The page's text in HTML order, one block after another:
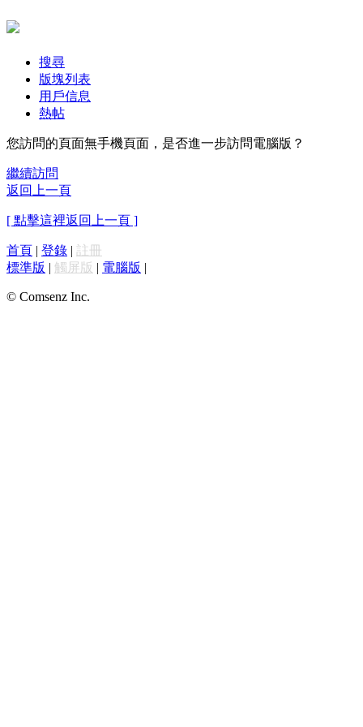
搜尋
版塊列表
用戶信息
熱帖
您訪問的頁面無手機頁面，是否進一步訪問電腦版？
繼續訪問
返回上一頁
[ 點擊這裡返回上一頁 ]
首頁 | 登錄 | 註冊
標準版 | 觸屏版 | 電腦版 |
© Comsenz Inc.